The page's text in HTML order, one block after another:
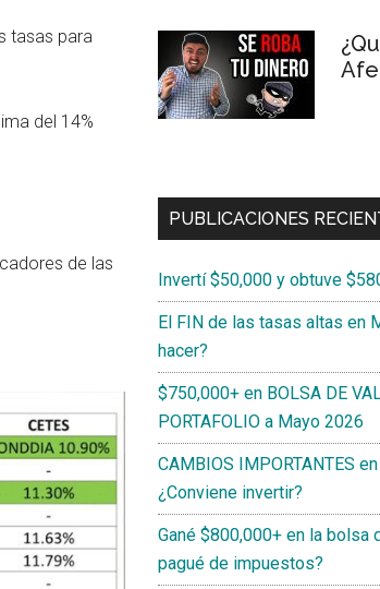
tasas para
del 14%
de las
PUBLICACIONES
Invertí $50,000 y obtuve
El FIN de las tasas altas en
hacer?
$750,000+ en BOLSA DE
PORTAFOLIO a Mayo 2026
CAMBIOS IMPORTANTES
¿Conviene invertir?
Gané $800,000+ en la bolsa
pagué de impuestos?